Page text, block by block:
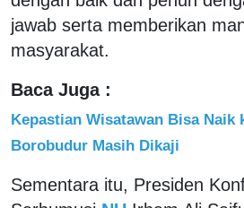
jawab serta memberikan
masyarakat.
Baca Juga :
Kepastian Wisatawan Bisa Naik
Borobudur Masih Dikaji
Sementara itu, Presiden